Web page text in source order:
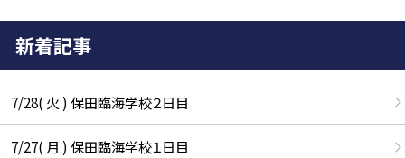
新着記事
7/28( 火 ) 保田臨海学校２日目
7/27( 月 ) 保田臨海学校１日目